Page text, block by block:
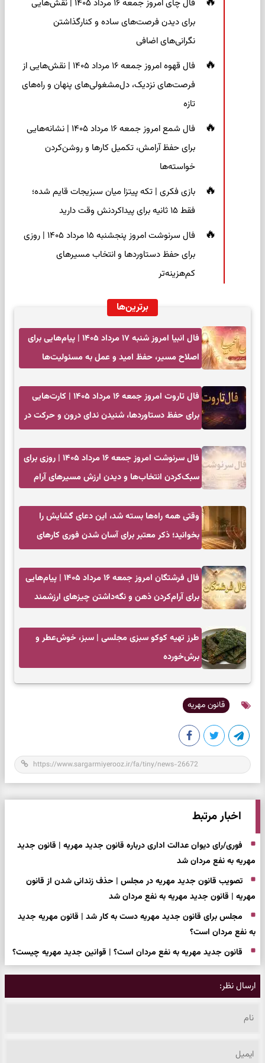
فال چای امروز جمعه ۱۶ مرداد ۱۴۰۵ | نقش‌هایی
برای دیدن فرصت‌های ساده و کنارگذاشتن
نگرانی‌های اضافی
فال قهوه امروز جمعه ۱۶ مرداد ۱۴۰۵ | نقش‌هایی از
فرصت‌های نزدیک، دل‌مشغولی‌های پنهان و راه‌های
تازه
فال شمع امروز جمعه ۱۶ مرداد ۱۴۰۵ | نشانه‌هایی
برای حفظ آرامش، تکمیل کارها و روشن‌کردن
خواسته‌ها
بازی فکری | تکه پیتزا میان سبزیجات قایم شده؛
فقط ۱۵ ثانیه برای پیداکردنش وقت دارید
فال سرنوشت امروز پنجشنبه ۱۵ مرداد ۱۴۰۵ | روزی
برای حفظ دستاوردها و انتخاب مسیرهای
کم‌هزینه‌تر
برترین‌ها
فال انبیا امروز شنبه ۱۷ مرداد ۱۴۰۵ | پیام‌هایی برای
اصلاح مسیر، حفظ امید و عمل به مسئولیت‌ها
فال تاروت امروز جمعه ۱۶ مرداد ۱۴۰۵ | کارت‌هایی
برای حفظ دستاوردها، شنیدن ندای درون و حرکت در
فال سرنوشت امروز جمعه ۱۶ مرداد ۱۴۰۵ | روزی برای
سبک‌کردن انتخاب‌ها و دیدن ارزش مسیرهای آرام
وقتی همه راه‌ها بسته شد، این دعای گشایش را
بخوانید؛ ذکر معتبر برای آسان شدن فوری کارهای
فال فرشتگان امروز جمعه ۱۶ مرداد ۱۴۰۵ | پیام‌هایی
برای آرام‌کردن ذهن و نگه‌داشتن چیزهای ارزشمند
طرز تهیه کوکو سبزی مجلسی | سبز، خوش‌عطر و
برش‌خورده
قانون مهریه
اخبار مرتبط
فوری/رای دیوان عدالت اداری درباره قانون جدید مهریه | قانون جدید
مهریه به نفع مردان شد
تصویب قانون جدید مهریه در مجلس | حذف زندانی شدن از قانون
مهریه | قانون جدید مهریه به نفع مردان شد
مجلس برای قانون جدید مهریه دست به کار شد | قانون مهریه جدید
به نفع مردان است؟
قانون جدید مهریه به نفع مردان است؟ | قوانین جدید مهریه چیست؟
ارسال نظر: